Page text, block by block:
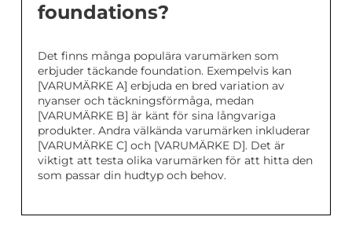
foundations?
Det finns många populära varumärken som
erbjuder täckande foundation. Exempelvis kan
[VARUMÄRKE A] erbjuda en bred variation av
nyanser och täckningsförmåga, medan
[VARUMÄRKE B] är känt för sina långvariga
produkter. Andra välkända varumärken inkluderar
[VARUMÄRKE C] och [VARUMÄRKE D]. Det är
viktigt att testa olika varumärken för att hitta den
som passar din hudtyp och behov.